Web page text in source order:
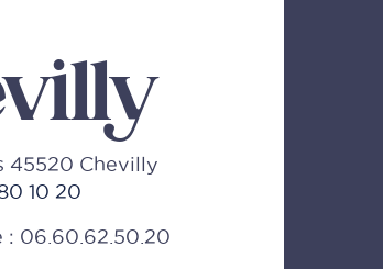
45520 Chevilly
10 20
: 06.60.62.50.20